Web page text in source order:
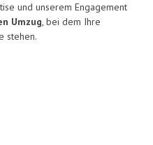
und unserem Engagement
Umzug, bei dem Ihre
stehen.